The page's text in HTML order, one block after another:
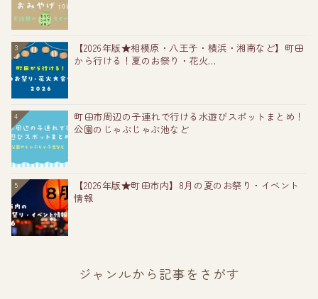
3
【2026年版★相模原・八王子・横浜・湘南など】町田
から行ける！夏のお祭り・花火...
4
町田市周辺の子連れで行ける水遊びスポットまとめ！
公園のじゃぶじゃぶ池など
5
【2026年版★町田市内】8月の夏のお祭り・イベント
情報
ジャンルから記事をさがす